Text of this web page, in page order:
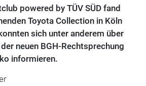
powered by TÜV SÜD fand
Toyota Collection in Köln
sich unter anderem über
neuen BGH-Rechtsprechung
informieren.